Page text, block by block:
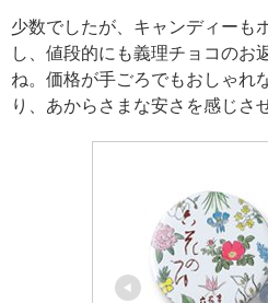
少数でしたが、キャンディーも
し、値段的にも義理チョコのお
ね。価格が手ごろでもおしゃれ
り、あからさまな安さを感じさ